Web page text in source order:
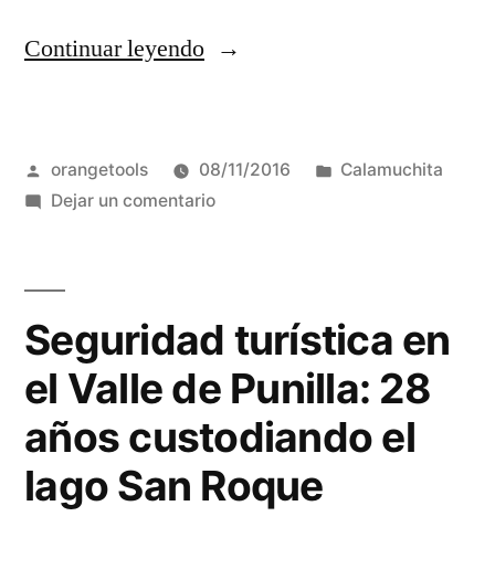
Continuar leyendo“Este
semana
Food
Truck"”
Publicado
por
orangetools 08/11/2016
Publicada
Calamuchita
Dejar un comentarioen
semana
llega
"Los
Reartes
Food
Truck"
Seguridad turística en
el Valle de Punilla: 28
años custodiando el
lago San Roque